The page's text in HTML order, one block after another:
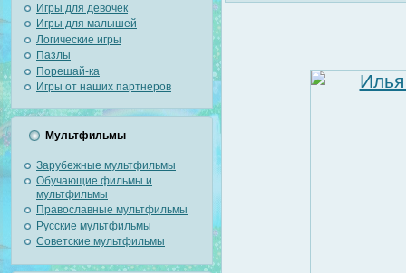
Игры для девочек
Игры для малышей
Логические игры
Пазлы
Порешай-ка
Игры от наших партнеров
Мультфильмы
Зарубежные мультфильмы
Обучающие фильмы и
мультфильмы
Православные мультфильмы
Русские мультфильмы
Советские мультфильмы